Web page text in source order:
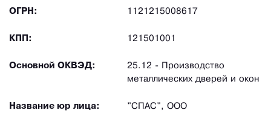
ОГРН: 1121215008617
КПП: 121501001
Основной ОКВЭД:
25.12 - Производство
металлических дверей и окон
Название юр лица: "СПАС", ООО